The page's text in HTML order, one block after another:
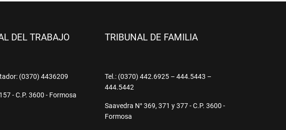
DEL TRABAJO
(0370) 4436209
- C.P. 3600 - Formosa
TRIBUNAL DE FAMILIA
Tel.: (0370) 442.6925 – 444.5443 –
444.5442
Saavedra N° 369, 371 y 377 - C.P. 3600 -
Formosa